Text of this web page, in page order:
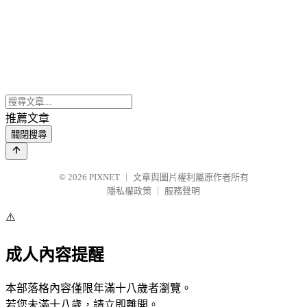
推薦文章
關閉搜尋
© 2026 PIXNET
文章與圖片權利屬原作者所有
隱私權政策
服務聲明
⚠️
成人內容提醒
本部落格內容僅限年滿十八歲者瀏覽。
若您未滿十八歲，請立即離開。